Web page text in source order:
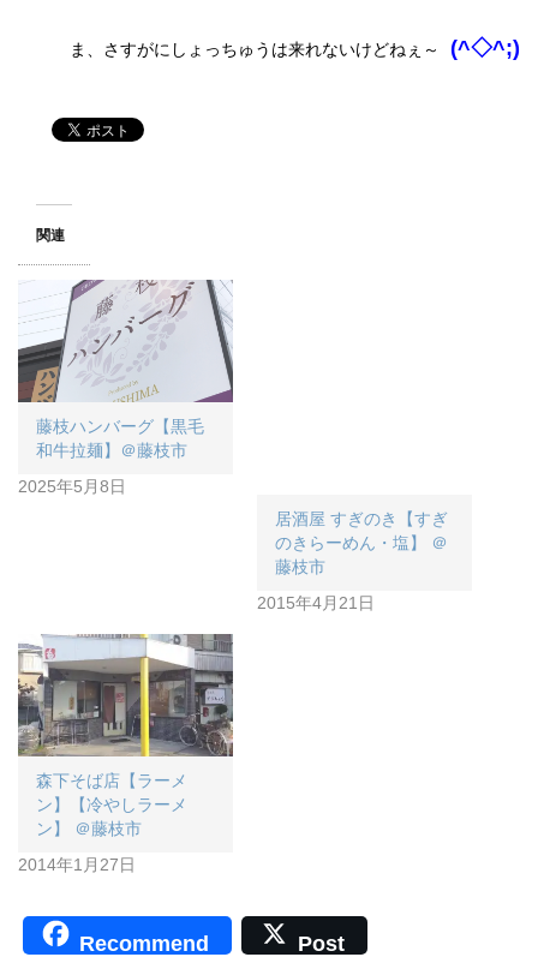
ま、さすがにしょっちゅうは来れないけどねぇ～ (^◇^;)
関連
藤枝ハンバーグ【黒毛
和牛拉麺】＠藤枝市
2025年5月8日
居酒屋 すぎのき【すぎ
のきらーめん・塩】 ＠
藤枝市
2015年4月21日
森下そば店【ラーメ
ン】【冷やしラーメ
ン】 ＠藤枝市
2014年1月27日
Recommend Post